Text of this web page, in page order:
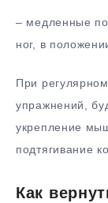
– медленные
ног, в
При
упражнений,
укрепление
подтягивание
Как